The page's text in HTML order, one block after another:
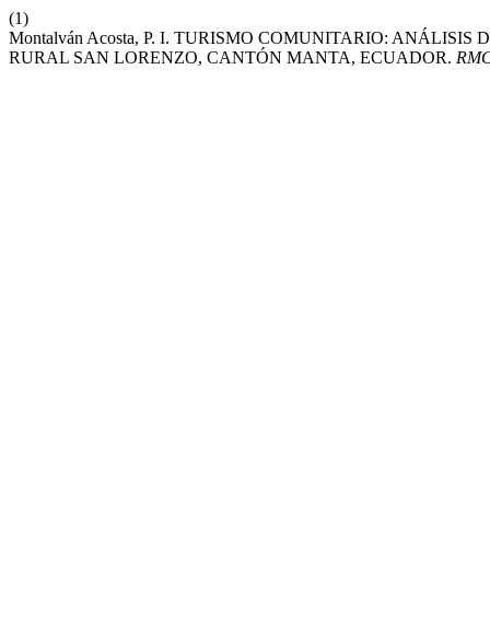
(1)
Montalván Acosta, P. I. TURISMO COMUNITARIO:
RURAL SAN LORENZO, CANTÓN MANTA, ECUADOR.